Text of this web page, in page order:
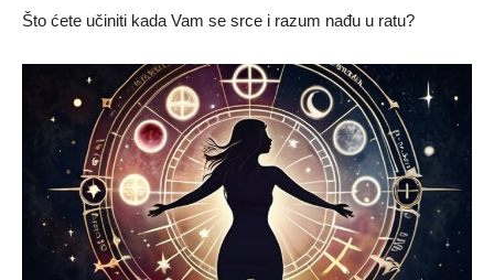
Što ćete učiniti kada Vam se srce i razum nađu u ratu?